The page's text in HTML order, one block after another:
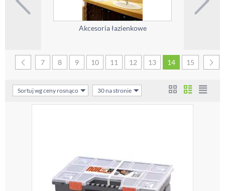
Akcesoria łazienkowe
7 8 9 10 11 12 13 14 15
Sortuj wg ceny rosnąco 30 na stronie